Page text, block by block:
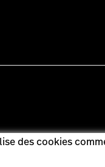
des cookies